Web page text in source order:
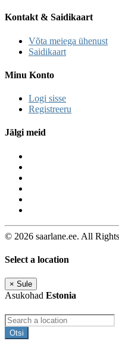
Kontakt & Saidikaart
Võta meiega ühenust
Saidikaart
Minu Konto
Logi sisse
Registreeru
Jälgi meid
© 2026 saarlane.ee. All
Select a location
× Sule
Asukohad Estonia
Otsi